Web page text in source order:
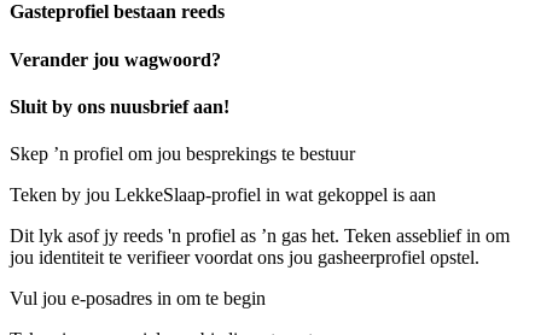
Gasteprofiel bestaan ​​reeds
Verander jou wagwoord?
Sluit by ons nuusbrief aan!
Skep ’n profiel om jou besprekings te bestuur
Teken by jou LekkeSlaap-profiel in wat gekoppel is aan
Dit lyk asof jy reeds 'n profiel as ’n gas het. Teken asseblief in om
jou identiteit te verifieer voordat ons jou gasheerprofiel opstel.
Vul jou e-posadres in om te begin